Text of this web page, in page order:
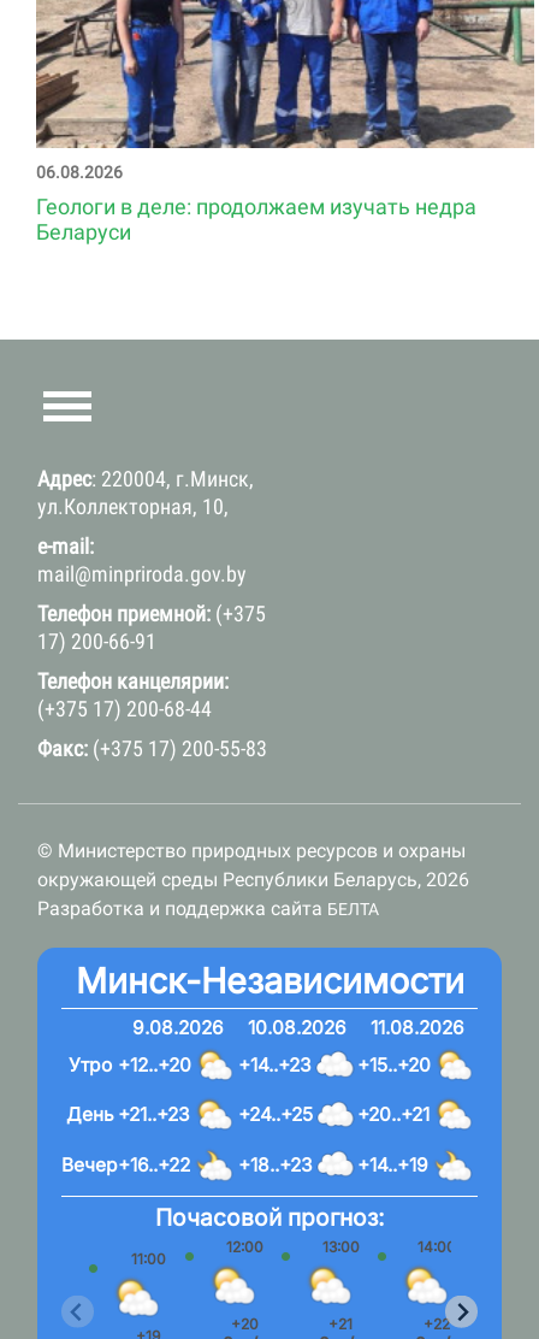
06.08.2026
Геологи в деле: продолжаем изучать недра
Беларуси
Адрес: 220004, г.Минск,
ул.Коллекторная, 10,
e-mail:
mail@minpriroda.gov.by
Телефон приемной: (+375
17) 200-66-91
Телефон канцелярии:
(+375 17) 200-68-44
Факс: (+375 17) 200-55-83
© Министерство природных ресурсов и охраны
окружающей среды Республики Беларусь, 2026
Разработка и поддержка сайта БЕЛТА
Минск-Независимости
9.08.2026
+12..+20
+21..+23
+16..+22
10.08.2026
+14..+23
+24..+25
+18..+23
11.08.2026
+15..+20
+20..+21
+14..+19
Вечер
День
Утро
Почасовой прогноз:
11:00
12:00
+20
13:00
+21
14:00
+22